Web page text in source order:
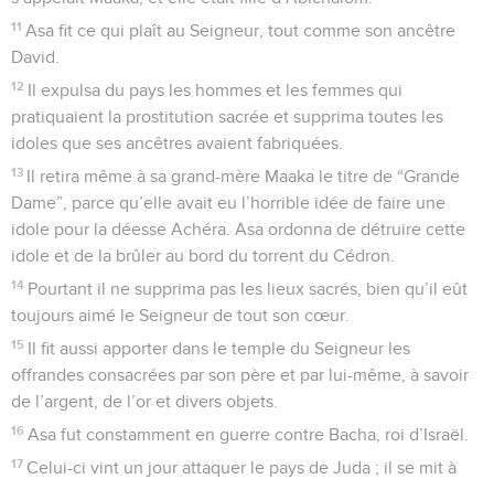
11 Asa fit ce qui plaît au Seigneur, tout comme son ancêtre
David.
12 Il expulsa du pays les hommes et les femmes qui
pratiquaient la prostitution sacrée et supprima toutes les
idoles que ses ancêtres avaient fabriquées.
13 Il retira même à sa grand-mère Maaka le titre de “Grande
Dame”, parce qu’elle avait eu l’horrible idée de faire une
idole pour la déesse Achéra. Asa ordonna de détruire cette
idole et de la brûler au bord du torrent du Cédron.
14 Pourtant il ne supprima pas les lieux sacrés, bien qu’il eût
toujours aimé le Seigneur de tout son cœur.
15 Il fit aussi apporter dans le temple du Seigneur les
offrandes consacrées par son père et par lui-même, à savoir
de l’argent, de l’or et divers objets.
16 Asa fut constamment en guerre contre Bacha, roi d’Israël.
17 Celui-ci vint un jour attaquer le pays de Juda ; il se mit à